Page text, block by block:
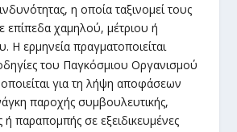
η οποία ταξινομεί τους
επίπεδα χαμηλού, μέτριου ή
Η ερμηνεία πραγματοποιείται
του Παγκόσμιου Οργανισμού
για τη λήψη αποφάσεων
παροχής συμβουλευτικής,
παραπομπής σε εξειδικευμένες